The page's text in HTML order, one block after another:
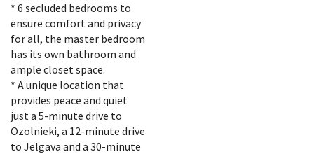
* 6 secluded bedrooms to
ensure comfort and privacy
for all, the master bedroom
has its own bathroom and
ample closet space.
* A unique location that
provides peace and quiet
just a 5-minute drive to
Ozolnieki, a 12-minute drive
to Jelgava and a 30-minute